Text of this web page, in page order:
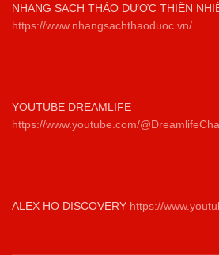
NHANG SẠCH THẢO DƯỢC THIÊN
https://www.nhangsachthaoduoc.vn/
YOUTUBE DREAMLIFE
https://www.youtube.com/
ALEX HO DISCOVERY https://